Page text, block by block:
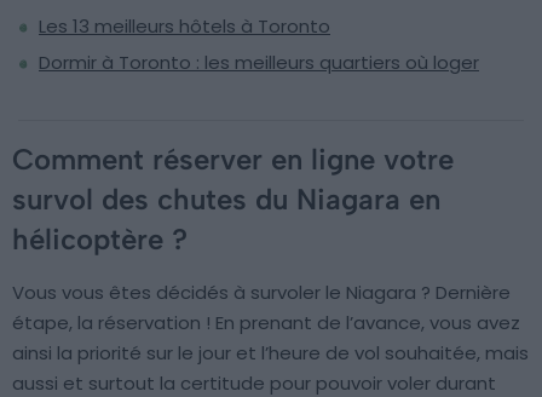
Les 13 meilleurs hôtels à Toronto
Dormir à Toronto : les meilleurs quartiers où loger
Comment réserver en ligne votre
survol des chutes du Niagara en
hélicoptère ?
Vous vous êtes décidés à survoler le Niagara ? Dernière
étape, la réservation ! En prenant de l’avance, vous avez
ainsi la priorité sur le jour et l’heure de vol souhaitée, mais
aussi et surtout la certitude pour pouvoir voler durant